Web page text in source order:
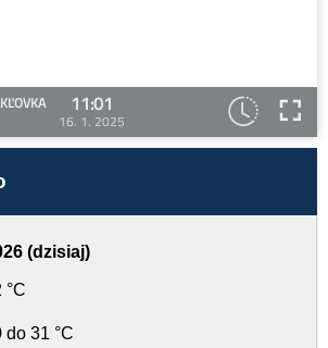
11:01
16. 1. 2025
(dzisiaj)
°C
do 31 °C